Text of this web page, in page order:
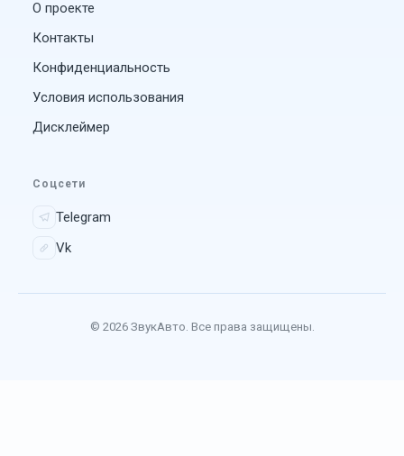
О проекте
Контакты
Конфиденциальность
Условия использования
Дисклеймер
Соцсети
Telegram
Vk
© 2026 ЗвукАвто. Все права защищены.